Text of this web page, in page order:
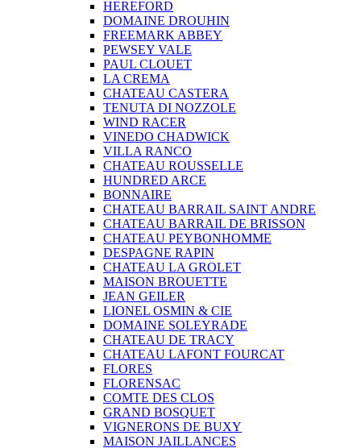
HEREFORD
DOMAINE DROUHIN
FREEMARK ABBEY
PEWSEY VALE
PAUL CLOUET
LA CREMA
CHATEAU CASTERA
TENUTA DI NOZZOLE
WIND RACER
VINEDO CHADWICK
VILLA RANCO
CHATEAU ROUSSELLE
HUNDRED ARCE
BONNAIRE
CHATEAU BARRAIL SAINT ANDRE
CHATEAU BARRAIL DE BRISSON
CHATEAU PEYBONHOMME
DESPAGNE RAPIN
CHATEAU LA GROLET
MAISON BROUETTE
JEAN GEILER
LIONEL OSMIN & CIE
DOMAINE SOLEYRADE
CHATEAU DE TRACY
CHATEAU LAFONT FOURCAT
FLORES
FLORENSAC
COMTE DES CLOS
GRAND BOSQUET
VIGNERONS DE BUXY
MAISON JAILLANCES